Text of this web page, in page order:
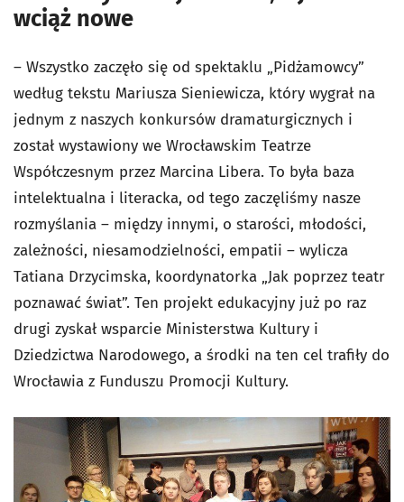
wciąż nowe
– Wszystko zaczęło się od spektaklu „Pidżamowcy”
według tekstu Mariusza Sieniewicza, który wygrał na
jednym z naszych konkursów dramaturgicznych i
został wystawiony we Wrocławskim Teatrze
Współczesnym przez Marcina Libera. To była baza
intelektualna i literacka, od tego zaczęliśmy nasze
rozmyślania – między innymi, o starości, młodości,
zależności, niesamodzielności, empatii – wylicza
Tatiana Drzycimska, koordynatorka „Jak poprzez teatr
poznawać świat”. Ten projekt edukacyjny już po raz
drugi zyskał wsparcie Ministerstwa Kultury i
Dziedzictwa Narodowego, a środki na ten cel trafiły do
Wrocławia z Funduszu Promocji Kultury.